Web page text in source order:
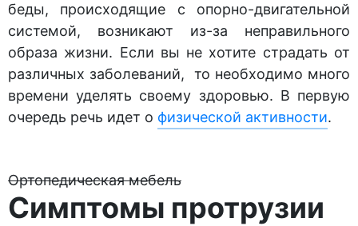
беды, происходящие с опорно-двигательной
системой, возникают из-за неправильного
образа жизни. Если вы не хотите страдать от
различных заболеваний, то необходимо много
времени уделять своему здоровью. В первую
очередь речь идет о физической активности.
Ортопедическая мебель
Симптомы протрузии